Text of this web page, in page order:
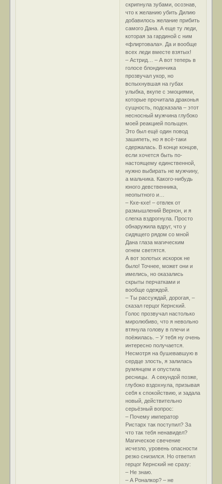
скрипнула зубами, осознав,
что к желанию убить Дилию
добавилось желание прибить
самого Дана. А еще ту леди,
которая за гардиной с ним
«флиртовала». Да и вообще
всех леди вместе взятых!
– Астрид… – А вот теперь в
голосе блондинчика
прозвучал укор, но
вспыхнувшая на губах
улыбка, вкупе с эмоциями,
которые прочитала драконья
сущность, подсказала – этот
несносный мужчина глубоко
моей реакцией польщен.
Это был ещё один повод
зашипеть, но я всё-таки
сдержалась. В конце концов,
если хочется быть по-
настоящему единственной,
нужно выбирать не мужчину,
а мальчика. Какого-нибудь
юного девственника,
неопытного и…
– Кхе-кхе! – отвлек от
размышлений Вернон, и я
слегка вздрогнула. Просто
обнаружила вдруг, что у
сидящего рядом со мной
Дана глаза магическим
огнем светятся.
А вот золотых искорок не
было! Точнее, может они и
имелись, но оказались
скрыты перчатками и
вообще одеждой.
– Ты рассуждай, дорогая, –
сказал герцог Кернский.
Голос прозвучал настолько
миролюбиво, что я невольно
втянула голову в плечи и
поёжилась. – У тебя ну очень
интересно получается.
Несмотря на бушевавшую в
сердце злость, я залилась
румянцем и опустила
ресницы. А секундой позже,
глубоко вздохнула, призывая
себя к спокойствию, и задала
новый, действительно
серьёзный вопрос:
– Почему император
Ристарх так поступил? За
что так тебя ненавидел?
Магическое свечение
исчезло, уровень опасности
резко снизился. Но ответил
герцог Кернский не сразу:
– Не знаю.
– А Роналкор? – не